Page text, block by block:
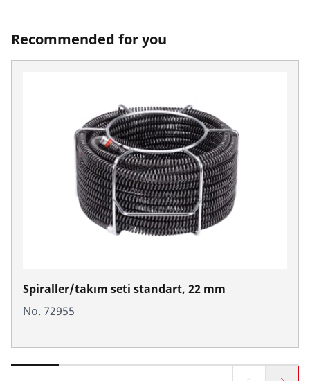
Recommended for you
Spiraller/takım seti standart, 22 mm
No. 72955